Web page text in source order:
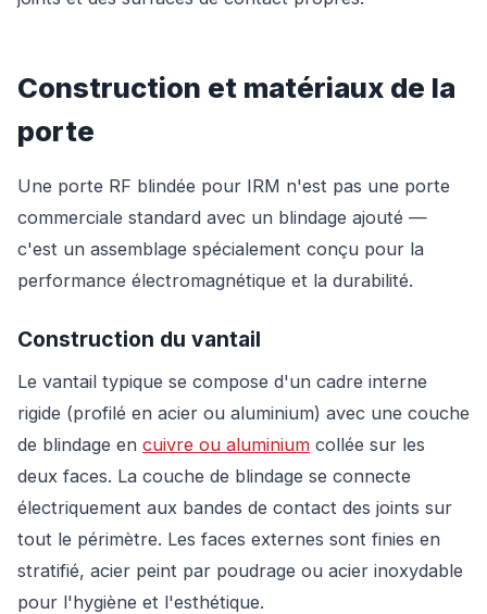
Construction et matériaux de la
porte
Une porte RF blindée pour IRM n'est pas une porte
commerciale standard avec un blindage ajouté —
c'est un assemblage spécialement conçu pour la
performance électromagnétique et la durabilité.
Construction du vantail
Le vantail typique se compose d'un cadre interne
rigide (profilé en acier ou aluminium) avec une couche
de blindage en cuivre ou aluminium collée sur les
deux faces. La couche de blindage se connecte
électriquement aux bandes de contact des joints sur
tout le périmètre. Les faces externes sont finies en
stratifié, acier peint par poudrage ou acier inoxydable
pour l'hygiène et l'esthétique.